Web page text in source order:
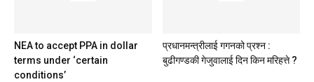
NEA to accept PPA in dollar
terms under ‘certain
conditions’
प्रधानमन्त्रीलाई गगनको प्रश्न :
बुढीगण्डकी गेजुवालाई दिन किन मरिहत्ते ?